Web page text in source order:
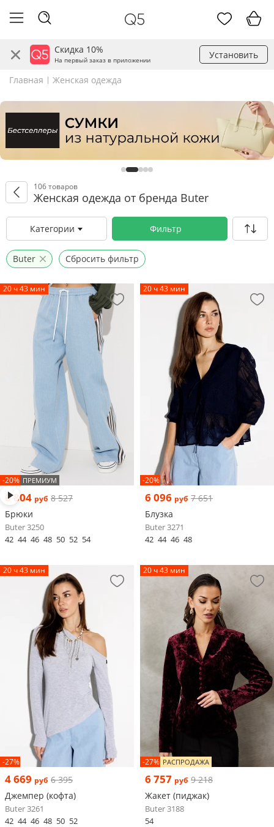
Скидка 10%
На первый заказ в приложении Установить
Главная Женская одежда
106 товаров
Женская одежда от бренда Buter
Категории Фильтр
Buter Сбросить фильтр
20 ч 43 мин
-20% ПРЕМИУМ
6 804 руб 8 527
Брюки
Buter 3250
42 44 46 48 50 52 54
20 ч 43 мин
-20%
6 096 руб 7 651
Блузка
Buter 3271
42 44 46 48
20 ч 43 мин
-27%
4 669 руб 6 395
Джемпер (кофта)
Buter 3261
42 44 46 48 50 52
20 ч 43 мин
-27% РАСПРОДАЖА
6 757 руб 9 218
Жакет (пиджак)
Buter 3188
54